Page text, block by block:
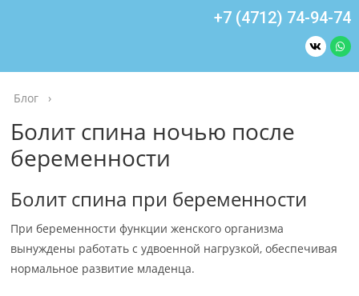
+7 (4712) 74-94-74
Блог ›
Болит спина ночью после
беременности
Болит спина при беременности
При беременности функции женского организма
вынуждены работать с удвоенной нагрузкой, обеспечивая
нормальное развитие младенца.